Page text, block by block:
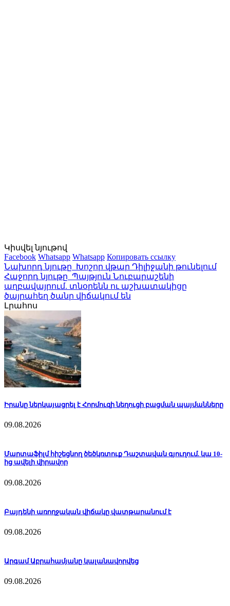
Կիսվել նյութով
Facebook Whatsapp Whatsapp Копировать ссылку
Նախորդ նյութը Խոշոր վթար Դիլիջանի թունելում
Հաջորդ նյութը Պայթյուն Նուբարաշենի
աղբավայրում. տնօրենն ու աշխատակիցը
ծայրահեղ ծանր վիճակում են
Լրահոս
Իրանը ներկայացրել է Հորմուզի նեղուցի բացման պայմանները
09.08.2026
Մարտաֆիլմ հիշեցնող ծեծկռտուք Դաշտավան գյուղում. կա 10-
ից ավելի վիրավոր
09.08.2026
Բայդենի առողջական վիճակը վատթարանում է
09.08.2026
Արգամ Աբրահամյանը կալանավորվեց
09.08.2026